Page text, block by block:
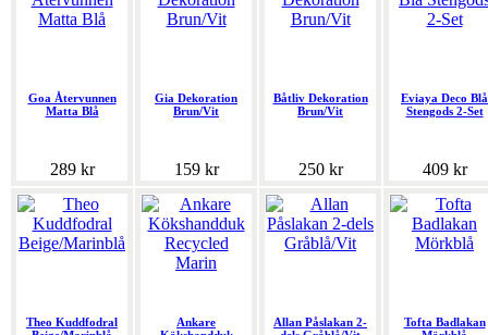
Goa Återvunnen
Matta Blå
289 kr
Gia Dekoration
Brun/Vit
159 kr
Båtliv Dekoration
Brun/Vit
250 kr
Eviaya Deco Blå
Stengods 2-Set
409 kr
Theo Kuddfodral
Ankare
Allan Påslakan 2-
Tofta Badlakan